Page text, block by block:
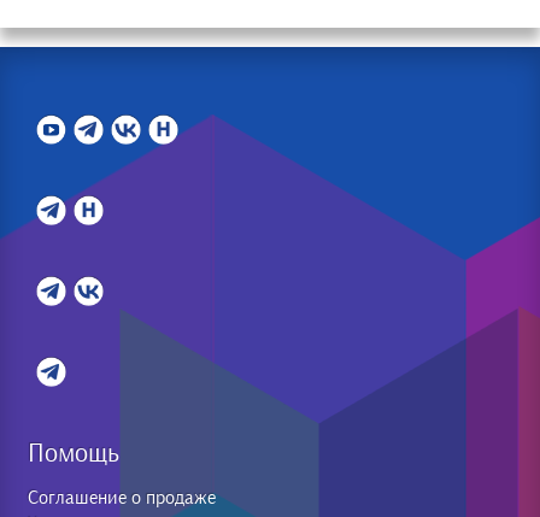
Помощь
Соглашение о продаже